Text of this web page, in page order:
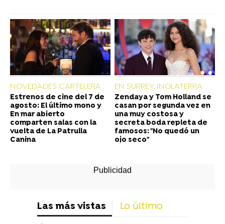
NOVEDADES CARTELERA
Estrenos de cine del 7 de
agosto: El último mono y
En mar abierto
comparten salas con la
vuelta de La Patrulla
Canina
EN SURREY, INGLATERRA
Zendaya y Tom Holland se
casan por segunda vez en
una muy costosa y
secreta boda repleta de
famosos: "No quedó un
ojo seco"
Las más vistas Lo último